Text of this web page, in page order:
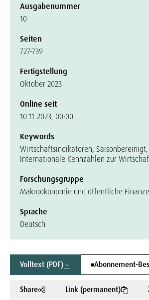
Ausgabenummer
10
Seiten
727-739
Fertigstellung
Oktober 2023
Online seit
10.11.2023, 00:00
Keywords
Wirtschaftsindikatoren,
Internationale Kennzahlen zur
Forschungsgruppe
Makroökonomie und öffentliche
Sprache
Deutsch
Volltext (PDF) Abonnement-
Share Link (permanent)